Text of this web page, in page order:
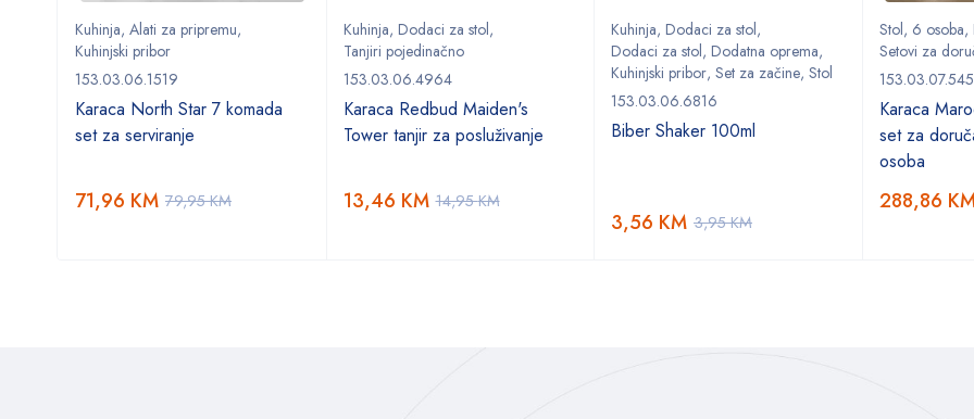
Kuhinja, Alati za pripremu,
Kuhinjski pribor
153.03.06.1519
Karaca North Star 7 komada
set za serviranje
79,95KM
71,96 KM
Kuhinja, Dodaci za stol,
Tanjiri pojedinačno
153.03.06.4964
Karaca Redbud Maiden's
Tower tanjir za posluživanje
14,95KM
13,46 KM
Kuhinja, Dodaci za stol,
Dodaci za stol, Dodatna oprema,
Kuhinjski pribor, Set za začine, Stol
153.03.06.6816
Biber Shaker 100ml
3,95KM
3,56 KM
Stol, 6 osoba,
Setovi za
Karaca
set za
osoba
288,86